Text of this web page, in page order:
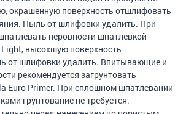
окрашенную поверхность отшлифовать
Пыль от шлифовки удалить. При
неровности шпатлевкой
высохшую поверхность
от шлифовки удалить. Впитывающие и
рекомендуется загрунтовать
Euro Primer. При сплошном шпатлевании
грунтование не требуется.